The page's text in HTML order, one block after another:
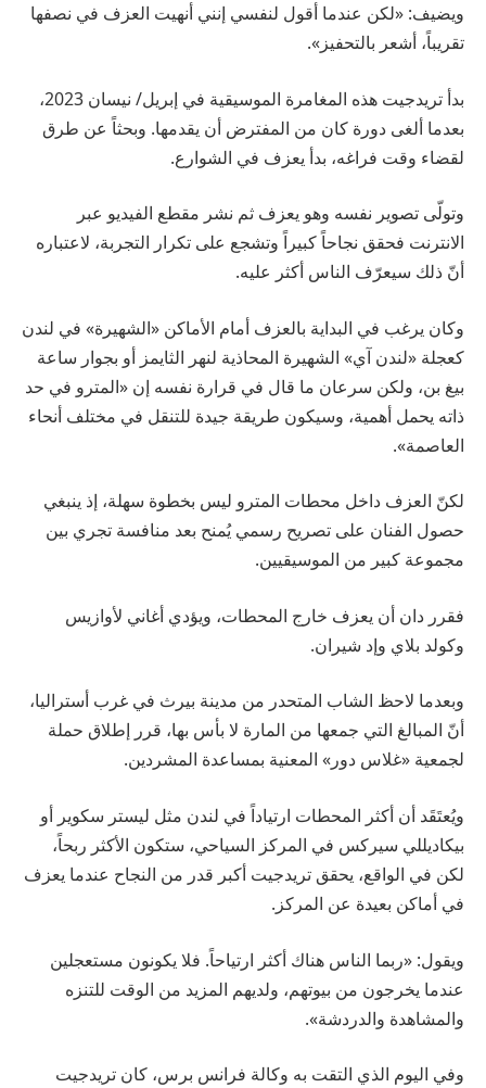
ويضيف: «لكن عندما أقول لنفسي إنني أنهيت العزف في نصفها
تقريباً، أشعر بالتحفيز».
بدأ تريدجيت هذه المغامرة الموسيقية في إبريل/ نيسان 2023،
بعدما ألغى دورة كان من المفترض أن يقدمها. وبحثاً عن طرق
لقضاء وقت فراغه، بدأ يعزف في الشوارع.
وتولّى تصوير نفسه وهو يعزف ثم نشر مقطع الفيديو عبر
الانترنت فحقق نجاحاً كبيراً وتشجع على تكرار التجربة، لاعتباره
أنّ ذلك سيعرّف الناس أكثر عليه.
وكان يرغب في البداية بالعزف أمام الأماكن «الشهيرة» في لندن
كعجلة «لندن آي» الشهيرة المحاذية لنهر الثايمز أو بجوار ساعة
بيغ بن، ولكن سرعان ما قال في قرارة نفسه إن «المترو في حد
ذاته يحمل أهمية، وسيكون طريقة جيدة للتنقل في مختلف أنحاء
العاصمة».
لكنّ العزف داخل محطات المترو ليس بخطوة سهلة، إذ ينبغي
حصول الفنان على تصريح رسمي يُمنح بعد منافسة تجري بين
مجموعة كبير من الموسيقيين.
فقرر دان أن يعزف خارج المحطات، ويؤدي أغاني لأوازيس
وكولد بلاي وإد شيران.
وبعدما لاحظ الشاب المتحدر من مدينة بيرث في غرب أستراليا،
أنّ المبالغ التي جمعها من المارة لا بأس بها، قرر إطلاق حملة
لجمعية «غلاس دور» المعنية بمساعدة المشردين.
ويُعتَقَد أن أكثر المحطات ارتياداً في لندن مثل ليستر سكوير أو
بيكاديللي سيركس في المركز السياحي، ستكون الأكثر ربحاً،
لكن في الواقع، يحقق تريدجيت أكبر قدر من النجاح عندما يعزف
في أماكن بعيدة عن المركز.
ويقول: «ربما الناس هناك أكثر ارتياحاً. فلا يكونون مستعجلين
عندما يخرجون من بيوتهم، ولديهم المزيد من الوقت للتنزه
والمشاهدة والدردشة».
وفي اليوم الذي التقت به وكالة فرانس برس، كان تريدجيت